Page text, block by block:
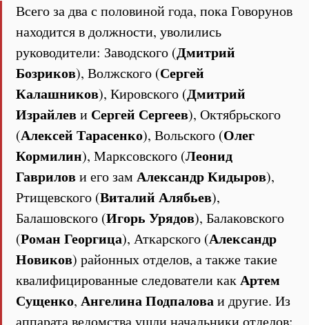
Всего за два с половиной года, пока Говорунов
находится в должности, уволились
руководители: Заводского (Дмитрий
Бозриков), Волжского (Сергей
Калашников), Кировского (Дмитрий
Израйлеви Сергей Сергеев), Октябрьского
(Алексей Тарасенко), Вольского (Олег
Кормилин), Марксовского (Леонид
Гаврилови его зам Александр Кидыров),
Ртищевского (Виталий Алябьев),
Балашовского (Игорь Урядов), Балаковского
(Роман Георгица), Аткарского (Александр
Новиков) районных отделов, а также такие
квалифицированные следователи какАртем
Сущенко, Ангелина Подпаловаи другие. Из
аппарата ведомства ушли начальники отделов: